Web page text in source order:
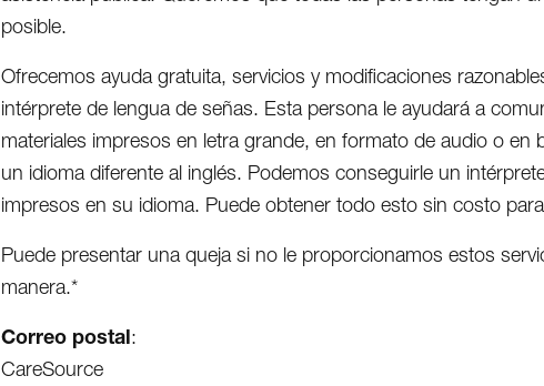
posible.
Ofrecemos ayuda gratuita, servicios y modificaciones
intérprete de lengua de señas. Esta persona le ayudará a
materiales impresos en letra grande, en formato de audio o
un idioma diferente al inglés. Podemos conseguirle un
impresos en su idioma. Puede obtener todo esto sin costo
Puede presentar una queja si no le proporcionamos estos
manera.*
Correo postal:
CareSource